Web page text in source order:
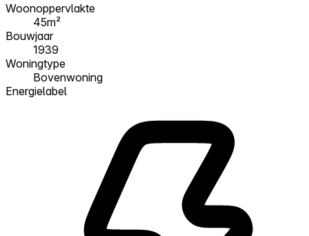
Woonoppervlakte
45m²
Bouwjaar
1939
Woningtype
Bovenwoning
Energielabel